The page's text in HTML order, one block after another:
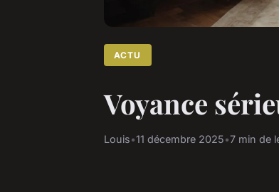
ACTU
Voyance
Louis•11 décembre 2025•7 min de